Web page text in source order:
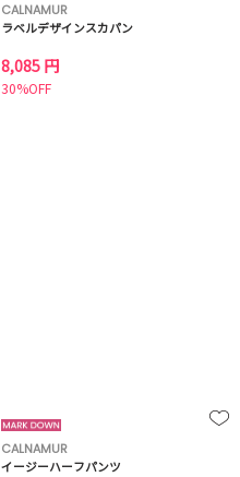
CALNAMUR
ラベルデザインスカパン
8,085 円
30%OFF
CALNAMUR
イージーハーフパンツ